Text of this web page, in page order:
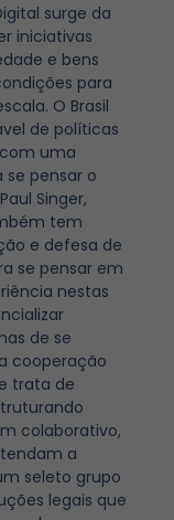
surge da
iniciativas
e bens
para
O Brasil
de políticas
uma
pensar o
Singer,
tem
e defesa de
se pensar em
nestas
de se
cooperação
trata de
colaborativo,
a
seleto grupo
legais que